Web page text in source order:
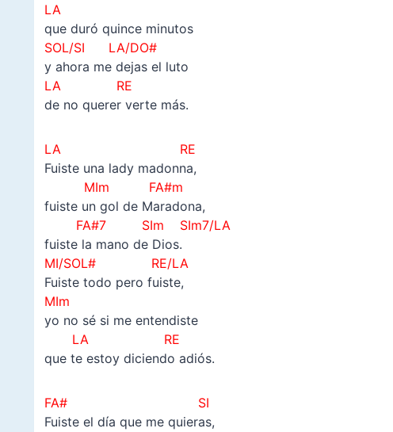
LA
que duró quince minutos
SOL/SI LA/DO#
y ahora me dejas el luto
LA RE
de no querer verte más.
LA RE
Fuiste una lady madonna,
MIm FA#m
fuiste un gol de Maradona,
FA#7 SIm SIm7/LA
fuiste la mano de Dios.
MI/SOL# RE/LA
Fuiste todo pero fuiste,
MIm
yo no sé si me entendiste
LA RE
que te estoy diciendo adiós.
FA# SI
Fuiste el día que me quieras,